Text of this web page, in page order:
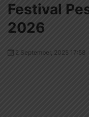
Festival
2026
2 September, 2025 17:58